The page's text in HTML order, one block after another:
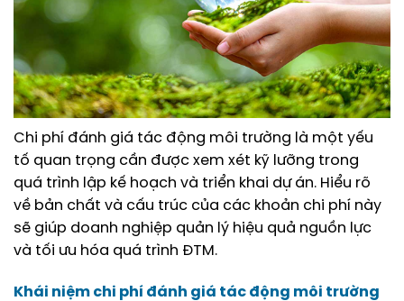
Chi phí đánh giá tác động môi trường là một yếu
tố quan trọng cần được xem xét kỹ lưỡng trong
quá trình lập kế hoạch và triển khai dự án. Hiểu rõ
về bản chất và cấu trúc của các khoản chi phí này
sẽ giúp doanh nghiệp quản lý hiệu quả nguồn lực
và tối ưu hóa quá trình ĐTM.
Khái niệm chi phí đánh giá tác động môi trường